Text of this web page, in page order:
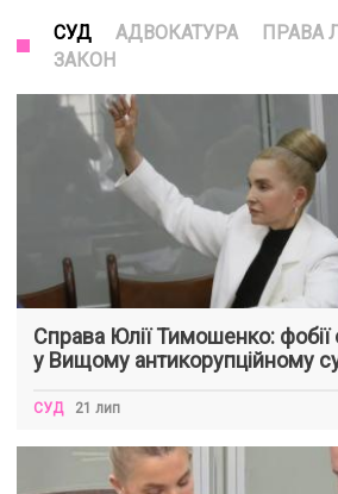
СУД АДВОКАТУРА
ПРАВА
ЗАКОН
Справа Юлії Тимошенко:
у Вищому антикорупційному
СУД 21 лип